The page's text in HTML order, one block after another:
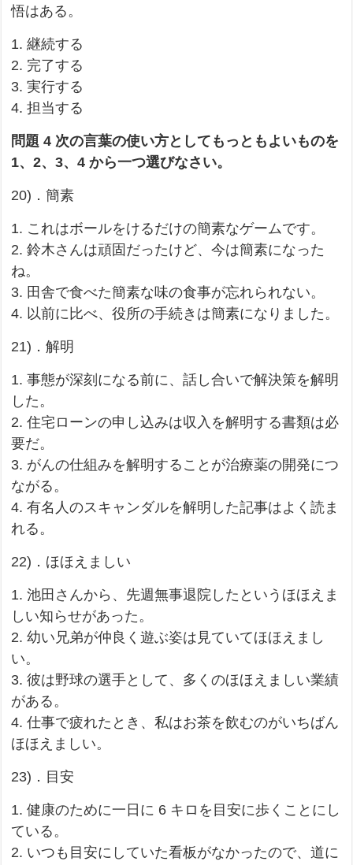
悟はある。
1. 継続する
2. 完了する
3. 実行する
4. 担当する
問題 4 次の言葉の使い方としてもっともよいものを
1、2、3、4 から一つ選びなさい。
20)．簡素
1. これはボールをけるだけの簡素なゲームです。
2. 鈴木さんは頑固だったけど、今は簡素になった
ね。
3. 田舎で食べた簡素な味の食事が忘れられない。
4. 以前に比べ、役所の手続きは簡素になりました。
21)．解明
1. 事態が深刻になる前に、話し合いで解決策を解明
した。
2. 住宅ローンの申し込みは収入を解明する書類は必
要だ。
3. がんの仕組みを解明することが治療薬の開発につ
ながる。
4. 有名人のスキャンダルを解明した記事はよく読ま
れる。
22)．ほほえましい
1. 池田さんから、先週無事退院したというほほえま
しい知らせがあった。
2. 幼い兄弟が仲良く遊ぶ姿は見ていてほほえまし
い。
3. 彼は野球の選手として、多くのほほえましい業績
がある。
4. 仕事で疲れたとき、私はお茶を飲むのがいちばん
ほほえましい。
23)．目安
1. 健康のために一日に 6 キロを目安に歩くことにし
ている。
2. いつも目安にしていた看板がなかったので、道に